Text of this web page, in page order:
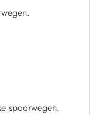
spoorwegen.